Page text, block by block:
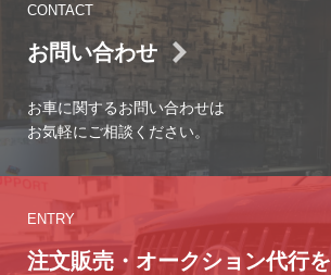
CONTACT
お問い合わせ
お車に関するお問い合わせは
お気軽にご相談ください。
ENTRY
注文販売・オークション代行を